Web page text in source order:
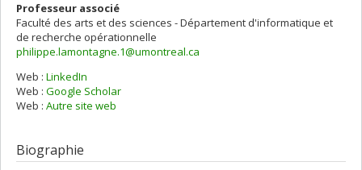
Professeur associé
Faculté des arts et des sciences - Département d'informatique et
de recherche opérationnelle
philippe.lamontagne.1@umontreal.ca
Web : LinkedIn
Web : Google Scholar
Web : Autre site web
Biographie